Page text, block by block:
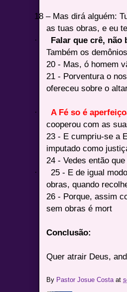
18 – Mas dirá alguém:
as tuas obras, e eu
·
Falar que crê, não
Também os
20 - Mas, ó homem
21 - Porventura o
ofereceu sobre o
·
A Fé so é
cooperou com as
23 - E cumpriu-se a
imputado como
24 - Vedes então
·
25 - E de igual
obras, quando
26 - Porque, assim
sem obras é mort
Conclusão:
Quer atrair Deus,
By Pastor Josue Costa at